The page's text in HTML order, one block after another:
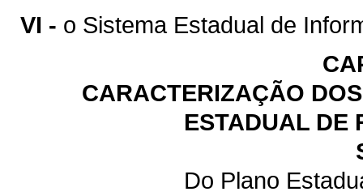
VI - o Sistema Estadual de
CARACTERIZAÇÃO
ESTADUAL DE
Do Plano